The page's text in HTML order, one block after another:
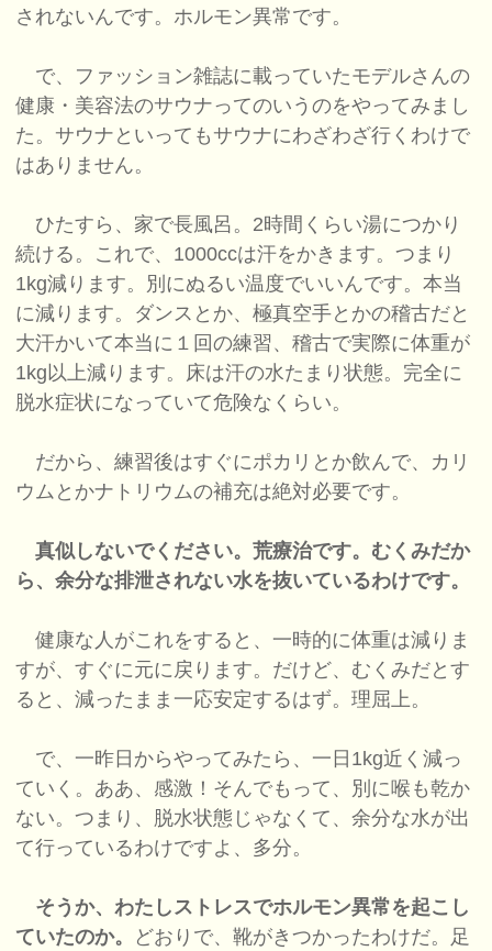
されないんです。ホルモン異常です。
で、ファッション雑誌に載っていたモデルさんの
健康・美容法のサウナってのいうのをやってみまし
た。サウナといってもサウナにわざわざ行くわけで
はありません。
ひたすら、家で長風呂。2時間くらい湯につかり
続ける。これで、1000ccは汗をかきます。つまり
1kg減ります。別にぬるい温度でいいんです。本当
に減ります。ダンスとか、極真空手とかの稽古だと
大汗かいて本当に１回の練習、稽古で実際に体重が
1kg以上減ります。床は汗の水たまり状態。完全に
脱水症状になっていて危険なくらい。
だから、練習後はすぐにポカリとか飲んで、カリ
ウムとかナトリウムの補充は絶対必要です。
真似しないでください。荒療治です。むくみだか
ら、余分な排泄されない水を抜いているわけです。
健康な人がこれをすると、一時的に体重は減りま
すが、すぐに元に戻ります。だけど、むくみだとす
ると、減ったまま一応安定するはず。理屈上。
で、一昨日からやってみたら、一日1kg近く減っ
ていく。ああ、感激！そんでもって、別に喉も乾か
ない。つまり、脱水状態じゃなくて、余分な水が出
て行っているわけですよ、多分。
そうか、わたしストレスでホルモン異常を起こし
ていたのか。
どおりで、靴がきつかったわけだ。足